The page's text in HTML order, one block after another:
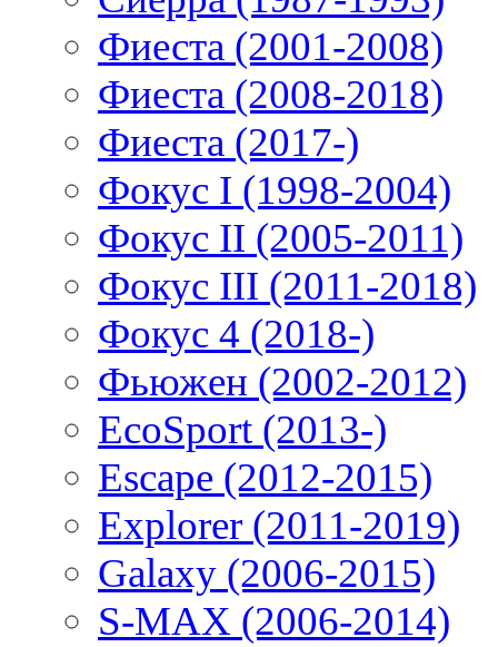
Фиеста (2001-2008)
Фиеста (2008-2018)
Фиеста (2017-)
Фокус I (1998-2004)
Фокус II (2005-2011)
Фокус III (2011-2018)
Фокус 4 (2018-)
Фьюжен (2002-2012)
EcoSport (2013-)
Escape (2012-2015)
Explorer (2011-2019)
Galaxy (2006-2015)
S-MAX (2006-2014)